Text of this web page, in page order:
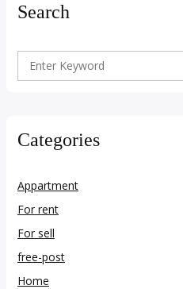
Search
Search
Categories
Appartment
For rent
For sell
free-post
Home